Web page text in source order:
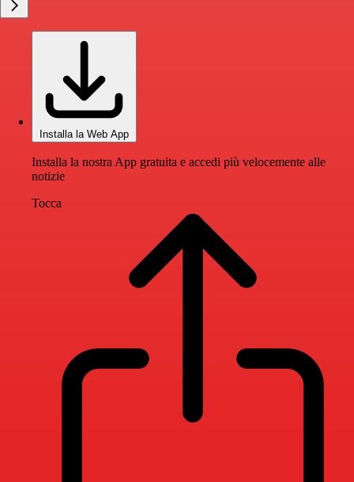
Installa la Web App
Installa la nostra App gratuita e accedi più velocemente alle
notizie
Tocca